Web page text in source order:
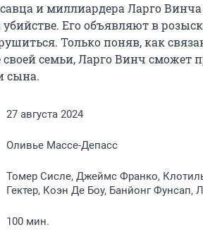
и миллиардера Ларго
Его объявляют в
Только поняв, как
семьи, Ларго Винч сможет
сына.
27 августа 2024
Оливье Массе-Депасс
Томер Сисле, Джеймс Франко,
Гектер, Коэн Де Боу, Банйонг
100 мин.